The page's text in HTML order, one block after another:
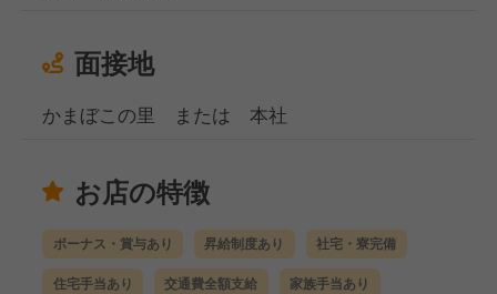
面接地
かまぼこの里 または 本社
お店の特徴
ボーナス・賞与あり 昇給制度あり 社宅・寮完備
住宅手当あり 交通費全額支給 家族手当あり